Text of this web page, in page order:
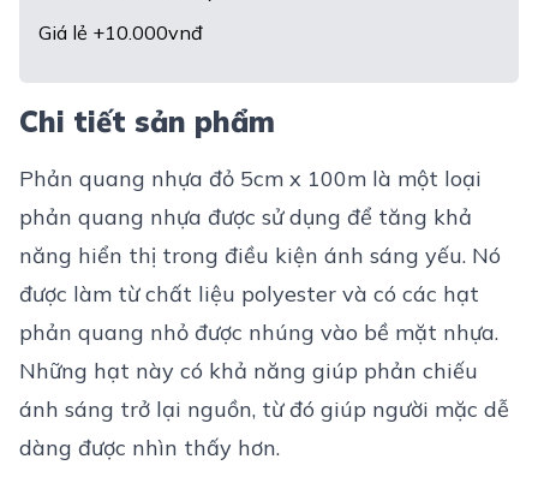
Giá lẻ +10.000vnđ
Chi tiết sản phẩm
Phản quang nhựa đỏ 5cm x 100m là một loại
phản quang nhựa được sử dụng để tăng khả
năng hiển thị trong điều kiện ánh sáng yếu. Nó
được làm từ chất liệu polyester và có các hạt
phản quang nhỏ được nhúng vào bề mặt nhựa.
Những hạt này có khả năng giúp phản chiếu
ánh sáng trở lại nguồn, từ đó giúp người mặc dễ
dàng được nhìn thấy hơn.